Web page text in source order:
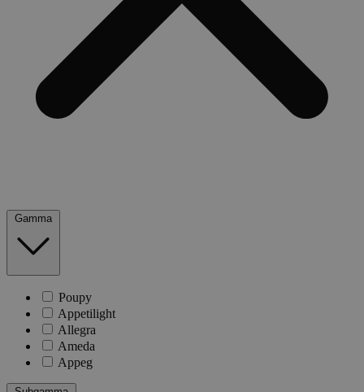
Gamma
Poupy
Appetilight
Allegra
Ameda
Appeg